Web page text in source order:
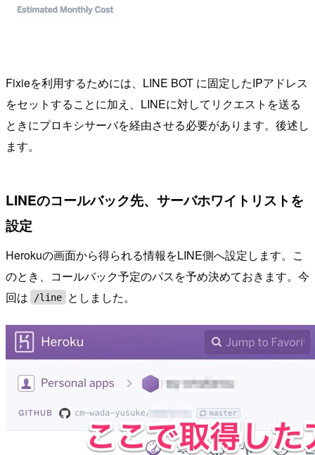
Fixieを利用するためには、LINE BOT に固定したIPアドレス
をセットすることに加え、LINEに対してリクエストを送る
ときにプロキシサーバを経由させる必要があります。後述し
ます。
LINEのコールバック先、サーバホワイトリストを
設定
Herokuの画面から得られる情報をLINE側へ設定します。こ
のとき、コールバック予定のパスを予め決めておきます。今
回は
/line としました。